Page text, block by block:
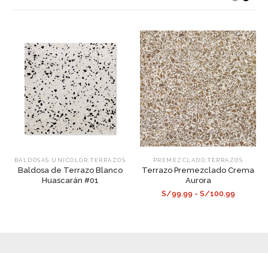
BALDOSAS UNICOLOR ,TERRAZOS
Baldosa de Terrazo Blanco
Huascarán #01
PREMEZCLADO ,TERRAZOS
Terrazo Premezclado Crema
Aurora
S/99.99 - S/100.99